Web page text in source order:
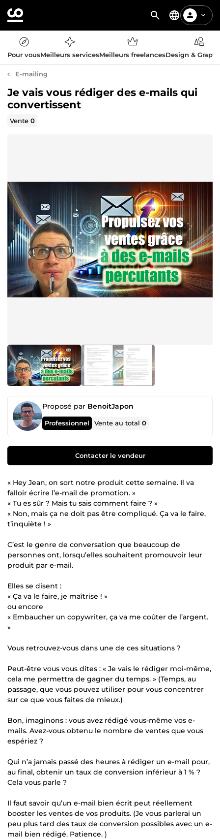
Pour vousMeilleurs servicesMeilleurs freelancesDesign &
E-mailing
Je vais vous rédiger des e-mails qui
convertissent
Vente0
Proposé par BenoitJapon
Professionnel Vente au total0
Contacter le vendeur
« Hey Jean, on sort notre produit cette semaine. Il va
falloir écrire l’e-mail de promotion. »
« Tu es sûr ? Mais tu sais comment faire ? »
« Non, mais ça ne doit pas être compliqué. Ça va le faire,
t’inquiète ! »
C’est le genre de conversation que beaucoup de
personnes ont, lorsqu’elles souhaitent promouvoir leur
produit par e-mail.
Elles se disent :
« Ça va le faire, je maîtrise ! »
ou encore
« Embaucher un copywriter, ça va me coûter de l’argent.
»
Vous retrouvez-vous dans une de ces situations ?
Peut-être vous vous dites : « Je vais le rédiger moi-même,
cela me permettra de gagner du temps. » (Temps, au
passage, que vous pouvez utiliser pour vous concentrer
sur ce que vous faites de mieux.)
Bon, imaginons : vous avez rédigé vous-même vos e-
mails. Avez-vous obtenu le nombre de ventes que vous
espériez ?
Qui n’a jamais passé des heures à rédiger un e-mail pour,
au final, obtenir un taux de conversion inférieur à 1 % ?
Cela vous parle ?
Il faut savoir qu’un e-mail bien écrit peut réellement
booster les ventes de vos produits. (Je vous parlerai un
peu plus tard des taux de conversion possibles avec un e-
mail bien rédigé. Patience. )